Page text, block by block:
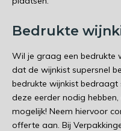
Bedrukte
Wil je graag een bedrukte
dat de wijnkist supersnel
bedrukte wijnkist bedraagt
deze eerder nodig
mogelijk! Neem hiervoor
offerte aan. Bij